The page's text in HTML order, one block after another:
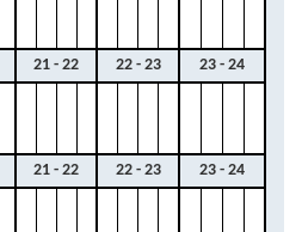
21 - 22 22 - 23 23 - 24
21 - 22 22 - 23 23 - 24